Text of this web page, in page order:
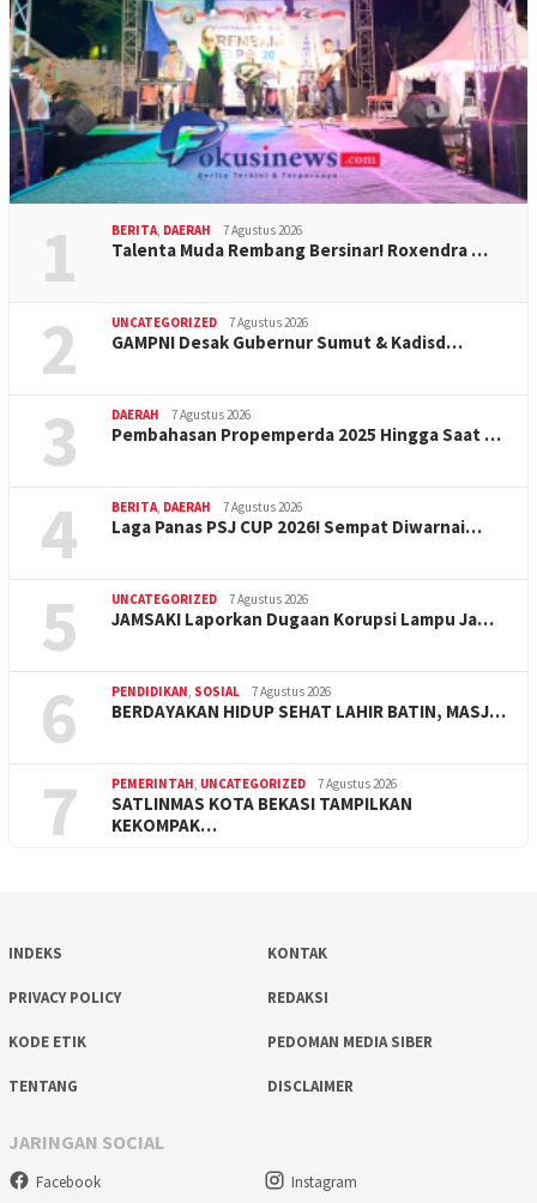
1 BERITA, DAERAH 7 Agustus 2026
Talenta Muda Rembang Bersinar! Roxendra …
2 UNCATEGORIZED 7 Agustus 2026
GAMPNI Desak Gubernur Sumut & Kadisd…
3 DAERAH 7 Agustus 2026
Pembahasan Propemperda 2025 Hingga Saat …
4 BERITA, DAERAH 7 Agustus 2026
Laga Panas PSJ CUP 2026! Sempat Diwarnai…
5 UNCATEGORIZED 7 Agustus 2026
JAMSAKI Laporkan Dugaan Korupsi Lampu Ja…
6 PENDIDIKAN, SOSIAL 7 Agustus 2026
BERDAYAKAN HIDUP SEHAT LAHIR BATIN, MASJ…
7 PEMERINTAH, UNCATEGORIZED 7 Agustus 2026
SATLINMAS KOTA BEKASI TAMPILKAN
KEKOMPAK…
INDEKS KONTAK
PRIVACY POLICY REDAKSI
KODE ETIK PEDOMAN MEDIA SIBER
TENTANG DISCLAIMER
JARINGAN SOCIAL
Facebook Instagram